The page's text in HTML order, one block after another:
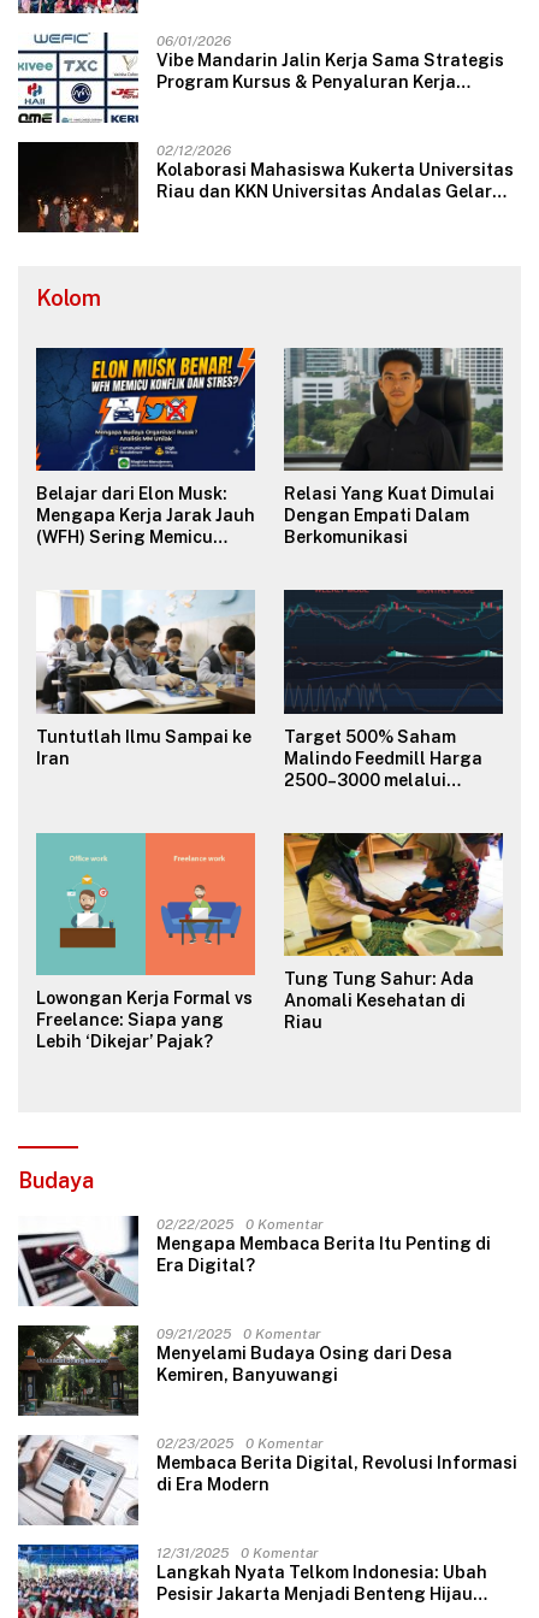
06/01/2026
Vibe Mandarin Jalin Kerja Sama Strategis
Program Kursus & Penyaluran Kerja
02/12/2026
Kolaborasi Mahasiswa Kukerta Universitas
Riau dan KKN Universitas Andalas Gelar
Kolom
Belajar dari Elon Musk:
Mengapa Kerja Jarak Jauh
(WFH) Sering Memicu
Relasi Yang Kuat Dimulai
Dengan Empati Dalam
Berkomunikasi
Tuntutlah Ilmu Sampai ke
Iran
Target 500% Saham
Malindo Feedmill Harga
2500–3000 melalui
Lowongan Kerja Formal vs
Freelance: Siapa yang
Lebih ‘Dikejar’ Pajak?
Tung Tung Sahur: Ada
Anomali Kesehatan di
Riau
Budaya
02/22/2025 0 Komentar
Mengapa Membaca Berita Itu Penting di
Era Digital?
09/21/2025 0 Komentar
Menyelami Budaya Osing dari Desa
Kemiren, Banyuwangi
02/23/2025 0 Komentar
Membaca Berita Digital, Revolusi Informasi
di Era Modern
12/31/2025 0 Komentar
Langkah Nyata Telkom Indonesia: Ubah
Pesisir Jakarta Menjadi Benteng Hijau